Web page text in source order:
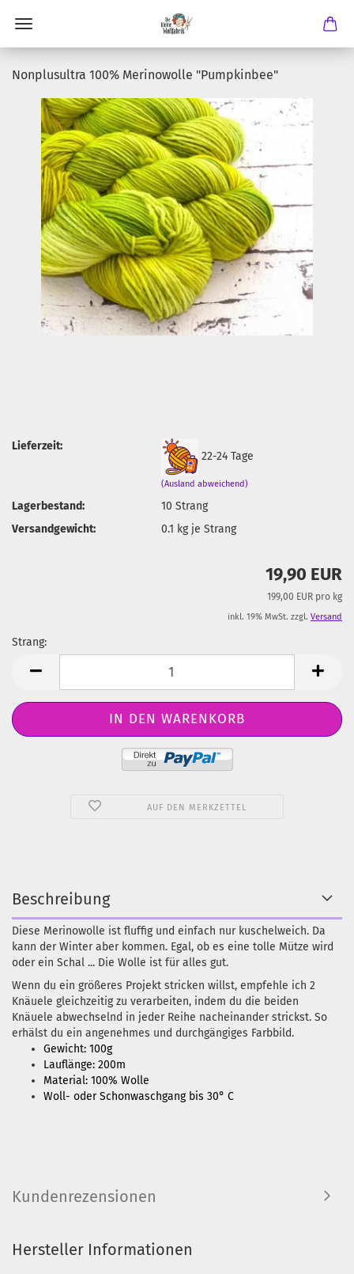
Nonplusultra 100% Merinowolle "Pumpkinbee"
Lieferzeit:
22-24 Tage
(Ausland abweichend)
Lagerbestand: 10Strang
Versandgewicht:
0.1 kg je Strang
19,90 EUR
199,00 EUR pro kg
inkl. 19% MwSt. zzgl. Versand
Strang:
AUF DEN MERKZETTEL
Beschreibung
Diese Merinowolle ist fluffig und einfach nur kuschelweich. Da
kann der Winter aber kommen. Egal, ob es eine tolle Mütze wird
oder ein Schal ... Die Wolle ist für alles gut.
Wenn du ein größeres Projekt stricken willst, empfehle ich 2
Knäuele gleichzeitig zu verarbeiten, indem du die beiden
Knäuele abwechselnd in jeder Reihe nacheinander strickst. So
erhälst du ein angenehmes und durchgängiges Farbbild.
Gewicht: 100g
Lauflänge: 200m
Material: 100% Wolle
Woll- oder Schonwaschgang bis 30° C
Kundenrezensionen
Hersteller Informationen